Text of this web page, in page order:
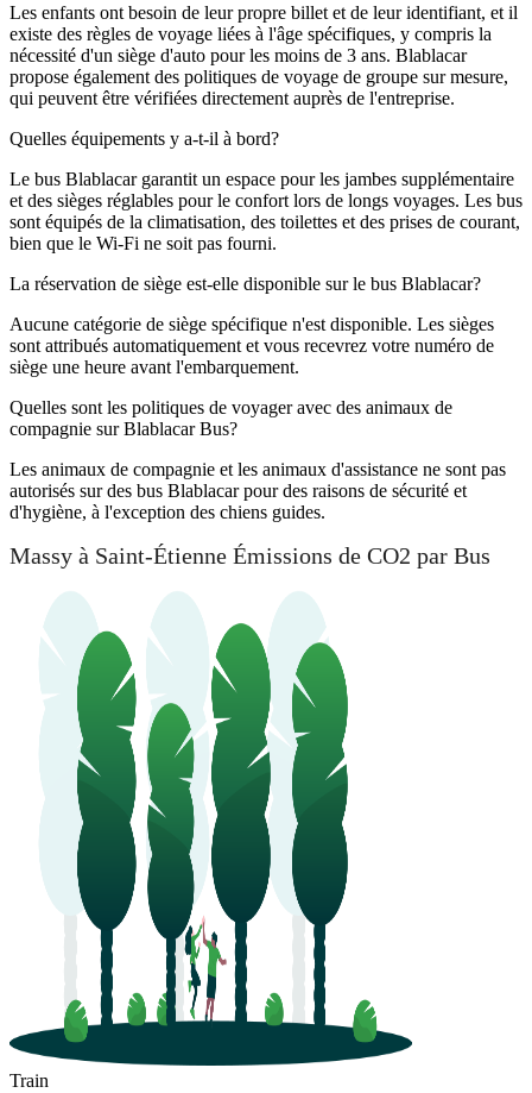
Les enfants ont besoin de leur propre billet et de leur identifiant, et il
existe des règles de voyage liées à l'âge spécifiques, y compris la
nécessité d'un siège d'auto pour les moins de 3 ans. Blablacar
propose également des politiques de voyage de groupe sur mesure,
qui peuvent être vérifiées directement auprès de l'entreprise.
Quelles équipements y a-t-il à bord?
Le bus Blablacar garantit un espace pour les jambes supplémentaire
et des sièges réglables pour le confort lors de longs voyages. Les bus
sont équipés de la climatisation, des toilettes et des prises de courant,
bien que le Wi-Fi ne soit pas fourni.
La réservation de siège est-elle disponible sur le bus Blablacar?
Aucune catégorie de siège spécifique n'est disponible. Les sièges
sont attribués automatiquement et vous recevrez votre numéro de
siège une heure avant l'embarquement.
Quelles sont les politiques de voyager avec des animaux de
compagnie sur Blablacar Bus?
Les animaux de compagnie et les animaux d'assistance ne sont pas
autorisés sur des bus Blablacar pour des raisons de sécurité et
d'hygiène, à l'exception des chiens guides.
Massy à Saint-Étienne Émissions de CO2 par Bus
Train